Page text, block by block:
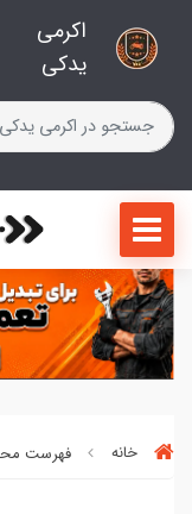
اکرمی
یدکی
خانه فهرست